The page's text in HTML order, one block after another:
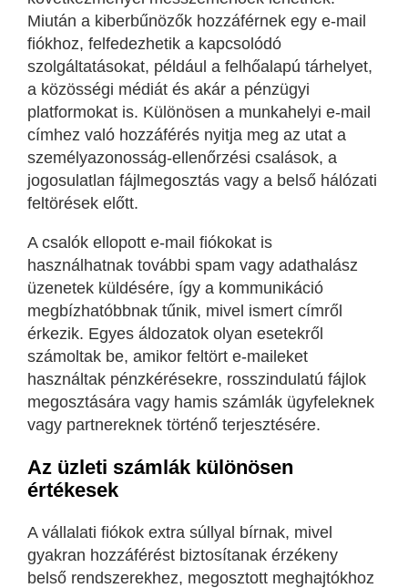
Miután a kiberbűnözők hozzáférnek egy e-mail
fiókhoz, felfedezhetik a kapcsolódó
szolgáltatásokat, például a felhőalapú tárhelyet,
a közösségi médiát és akár a pénzügyi
platformokat is. Különösen a munkahelyi e-mail
címhez való hozzáférés nyitja meg az utat a
személyazonosság-ellenőrzési csalások, a
jogosulatlan fájlmegosztás vagy a belső hálózati
feltörések előtt.
A csalók ellopott e-mail fiókokat is
használhatnak további spam vagy adathalász
üzenetek küldésére, így a kommunikáció
megbízhatóbbnak tűnik, mivel ismert címről
érkezik. Egyes áldozatok olyan esetekről
számoltak be, amikor feltört e-maileket
használtak pénzkérésekre, rosszindulatú fájlok
megosztására vagy hamis számlák ügyfeleknek
vagy partnereknek történő terjesztésére.
Az üzleti számlák különösen
értékesek
A vállalati fiókok extra súllyal bírnak, mivel
gyakran hozzáférést biztosítanak érzékeny
belső rendszerekhez, megosztott meghajtókhoz